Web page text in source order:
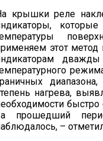
крышки реле
этот метод
нагрева,
прошедший
–